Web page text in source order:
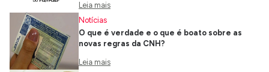
Leia mais
Notícias
O que é verdade e o que é boato sobre as
novas regras da CNH?
Leia mais